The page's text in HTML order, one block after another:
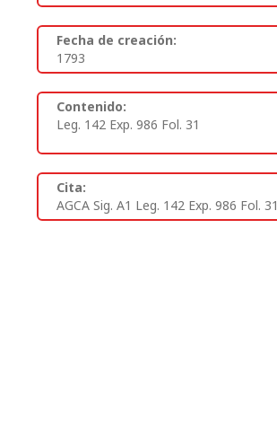
Fecha de creación:
1793
Contenido:
Leg. 142 Exp. 986 Fol. 31
Cita:
AGCA Sig. A1 Leg. 142 Exp. 986 Fol. 31